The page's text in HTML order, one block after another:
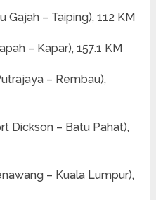
Gajah – Taiping), 112 KM
– Kapar), 157.1 KM
– Rembau),
Dickson – Batu Pahat),
– Kuala Lumpur),